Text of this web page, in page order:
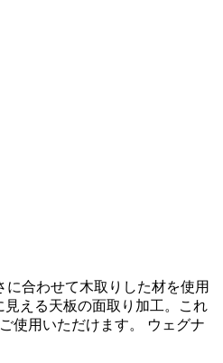
合わせて木取りした材を使用
える天板の面取り加工。これ
使用いただけます。 ウェグナ